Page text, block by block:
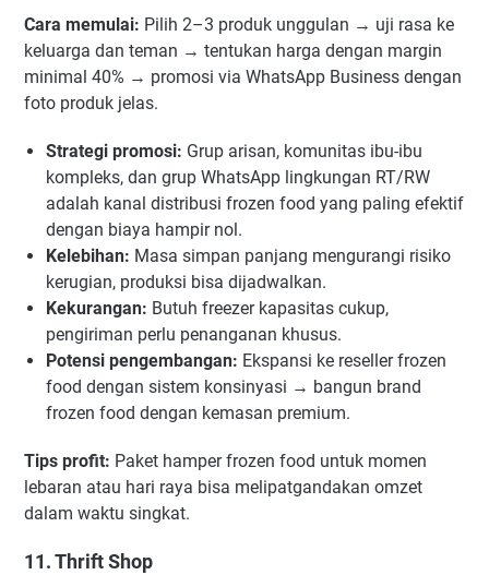
Cara memulai: Pilih 2–3 produk unggulan → uji rasa ke
keluarga dan teman → tentukan harga dengan margin
minimal 40% → promosi via WhatsApp Business dengan
foto produk jelas.
Strategi promosi: Grup arisan, komunitas ibu-ibu
kompleks, dan grup WhatsApp lingkungan RT/RW
adalah kanal distribusi frozen food yang paling efektif
dengan biaya hampir nol.
Kelebihan: Masa simpan panjang mengurangi risiko
kerugian, produksi bisa dijadwalkan.
Kekurangan: Butuh freezer kapasitas cukup,
pengiriman perlu penanganan khusus.
Potensi pengembangan: Ekspansi ke reseller frozen
food dengan sistem konsinyasi → bangun brand
frozen food dengan kemasan premium.
Tips profit: Paket hamper frozen food untuk momen
lebaran atau hari raya bisa melipatgandakan omzet
dalam waktu singkat.
11. Thrift Shop